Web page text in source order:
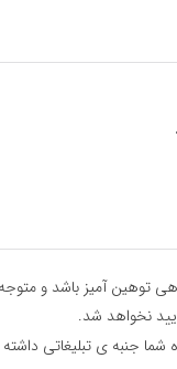
توهین آمیز باشد و
نخواهد شد.
شما جنبه ی تبلیغاتی